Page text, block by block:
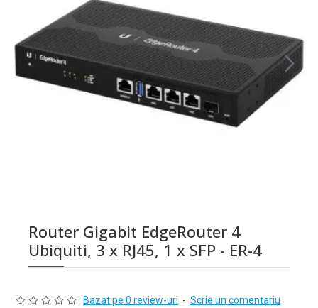
Router Gigabit EdgeRouter 4
Ubiquiti, 3 x RJ45, 1 x SFP - ER-4
Bazat pe 0 review-uri - Scrie un comentariu